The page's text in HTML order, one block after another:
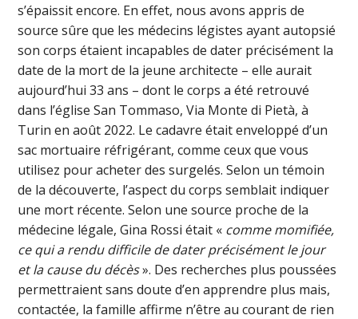
s’épaissit encore. En effet, nous avons appris de
source sûre que les médecins légistes ayant autopsié
son corps étaient incapables de dater précisément la
date de la mort de la jeune architecte – elle aurait
aujourd’hui 33 ans – dont le corps a été retrouvé
dans l’église San Tommaso, Via Monte di Pietà, à
Turin en août 2022. Le cadavre était enveloppé d’un
sac mortuaire réfrigérant, comme ceux que vous
utilisez pour acheter des surgelés. Selon un témoin
de la découverte, l’aspect du corps semblait indiquer
une mort récente. Selon une source proche de la
médecine légale, Gina Rossi était « comme momifiée,
ce qui a rendu difficile de dater précisément le jour
et la cause du décès». Des recherches plus poussées
permettraient sans doute d’en apprendre plus mais,
contactée, la famille affirme n’être au courant de rien